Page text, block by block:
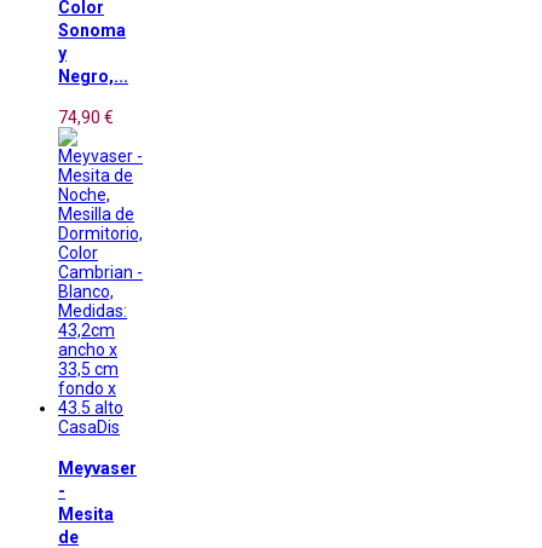
Color
Sonoma
y
Negro,...
74,90 €
CasaDis
Meyvaser
-
Mesita
de